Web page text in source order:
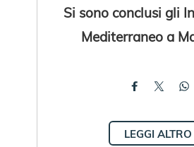
Si sono conclusi gli
Mediterraneo a
LEGGI ALTRO